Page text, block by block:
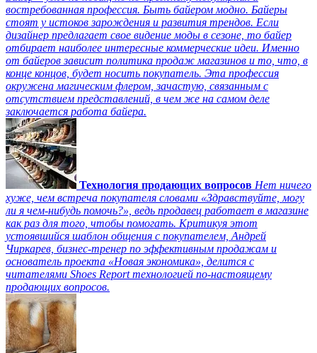
востребованная профессия. Быть байером модно. Байеры
стоят у истоков зарождения и развития трендов. Если
дизайнер предлагает свое видение моды в сезоне, то байер
отбирает наиболее интересные коммерческие идеи. Именно
от байеров зависит политика продаж магазинов и то, что, в
конце концов, будет носить покупатель. Эта профессия
окружена магическим флером, зачастую, связанным с
отсутствием представлений, в чем же на самом деле
заключается работа байера.
Технология продающих вопросов Нет ничего
хуже, чем встреча покупателя словами «Здравствуйте, могу
ли я чем-нибудь помочь?», ведь продавец работает в магазине
как раз для того, чтобы помогать. Критикуя этот
устоявшийся шаблон общения с покупателем, Андрей
Чиркарев, бизнес-тренер по эффективным продажам и
основатель проекта «Новая экономика», делится с
читателями Shoes Report технологией по-настоящему
продающих вопросов.